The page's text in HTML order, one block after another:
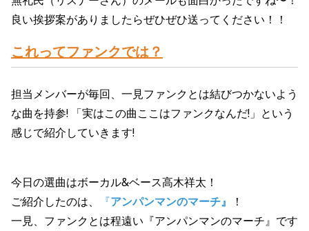
良い挨拶案がありましたらぜひぜひ送ってください！！
これってファンクでは？
担当メンバーが毎回、 一見ファンクとは結びつかないよう
な曲を持参! 「実はこの曲ここはファンクなんだ!」という
感じで紹介していきます!
今日の選曲はボーカル&ベース高木祥太！
ご紹介したのは、
『アンパンマンのマーチ』
！
一見、ファンクとは程遠い『アンパンマンのマーチ』です